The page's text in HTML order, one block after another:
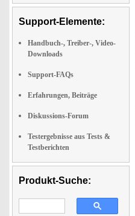
Support-Elemente:
Handbuch-, Treiber-, Video-
Downloads
Support-FAQs
Erfahrungen, Beiträge
Diskussions-Forum
Testergebnisse aus Tests &
Testberichten
Produkt-Suche: